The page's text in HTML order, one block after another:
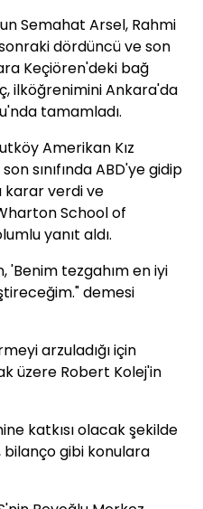
Semahat Arsel, Rahmi
dördüncü ve son
Keçiören'deki bağ
ilköğrenimini Ankara'da
tamamladı.
Amerikan Kız
sınıfında ABD'ye gidip
karar verdi ve
School of
yanıt aldı.
'Benim tezgahım en iyi
demesi
arzuladığı için
üzere Robert Kolej'in
katkısı olacak şekilde
bilanço gibi konulara